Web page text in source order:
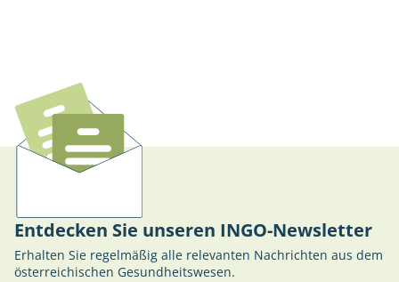
Entdecken Sie unseren INGO-Newsletter
Erhalten Sie regelmäßig alle relevanten Nachrichten aus dem
österreichischen Gesundheitswesen.